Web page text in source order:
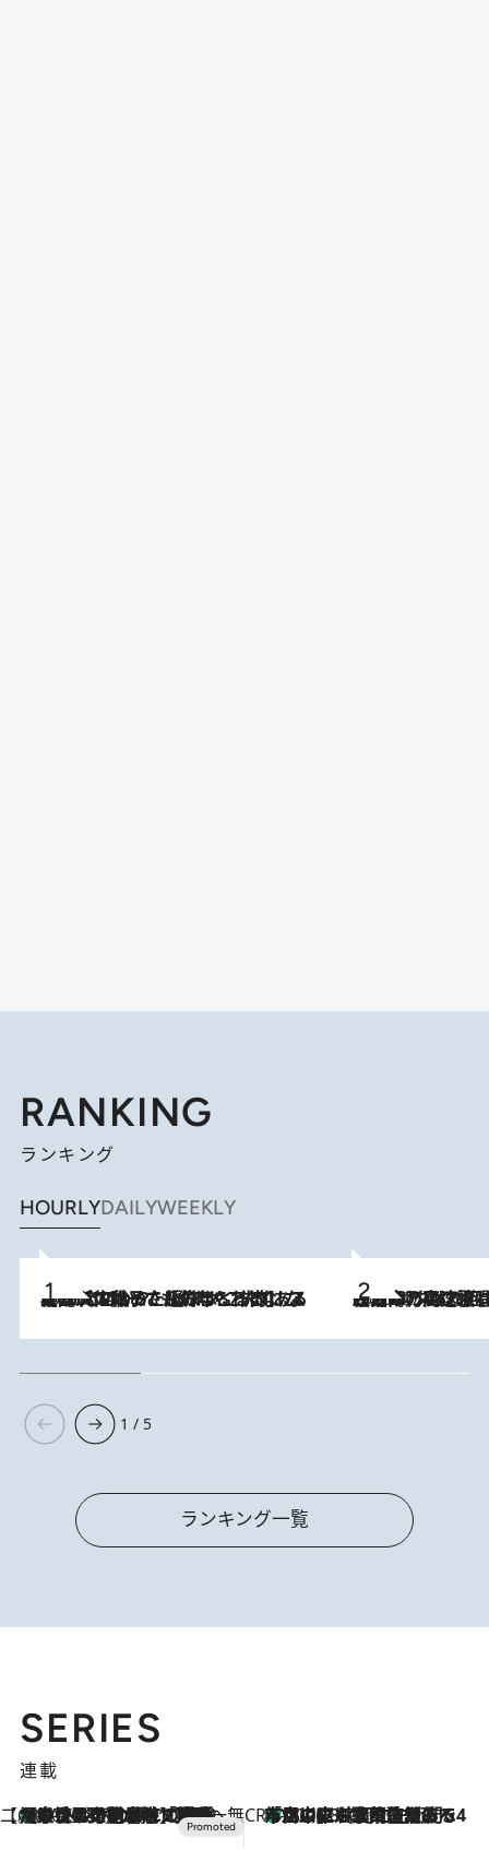
RANKING
ランキング
HOURLYDAILYWEEKLY
2026.8.5
【阿川佐和子さんの年とる力】なぜ70代で始めた趣味は“こんなに楽しい”のか？ ピアノ、俳句…スランプに陥っても続けられる“ある秘訣”とは 2026.8.7
「湘南乃風に憧れて」観客大盛上がりの“タオル回し”に、ラッパー顔負けの高速歌唱まで…さだまさし（74）のアグレッシブすぎる現在地
1 / 5
ランキング一覧
SERIES
連載
【CREA×星野リゾート】唯一無二。癒しと発見が待つ場所へ
2026.8.7
【トンボの足水浴】ヒノキの香りに包まれて涼感マックス！約13℃の湧水かけ流しを避暑地「星野温泉 トンボの湯」で体験 CREA'S CHOICE
2026.8.7
「立川にも歌舞伎があるんだよ」 片岡仁左衛門・市川中車ら豪華座組みで4年目の立川立飛歌舞伎へ